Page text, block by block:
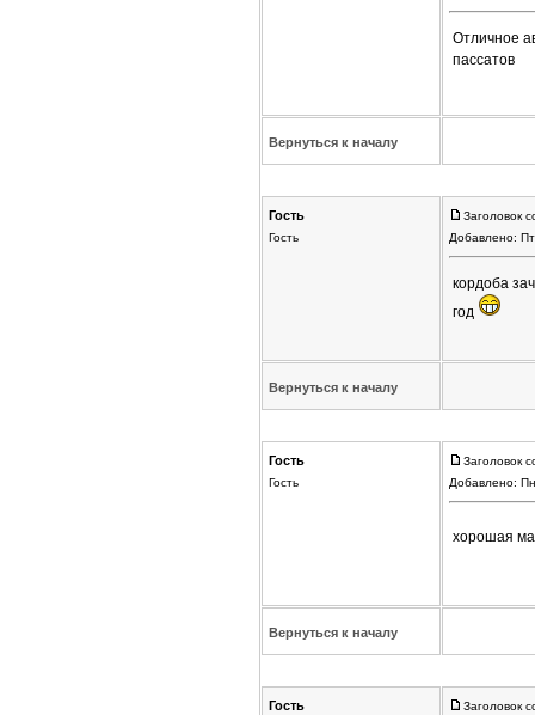
Отличное
пассатов
Вернуться к началу
Гость
Гость
Заголовок
Добавлено:
кордоба
год
Вернуться к началу
Гость
Гость
Заголовок
Добавлено:
хорошая
Вернуться к началу
Гость
Заголовок